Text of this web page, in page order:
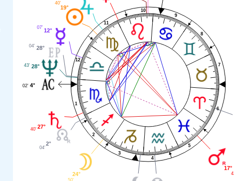
1
2
3
4
5
6
7
8
9
10
11
12
19°
40'
12°
07'
28°
04'
28°
43'
4°
02'
27°
40'
2°
04'
24°
50'
17°